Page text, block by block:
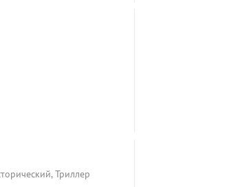
Триллер